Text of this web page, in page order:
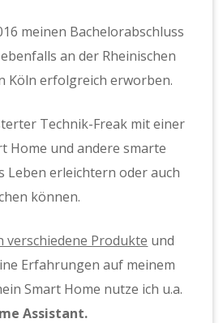
meinen Bachelorabschluss
an der Rheinischen
Köln erfolgreich erworben.
Technik-Freak mit einer
Home und andere smarte
Leben erleichtern oder auch
können.
verschiedene Produkte und
Erfahrungen auf meinem
Smart Home nutze ich u.a.
Assistant.